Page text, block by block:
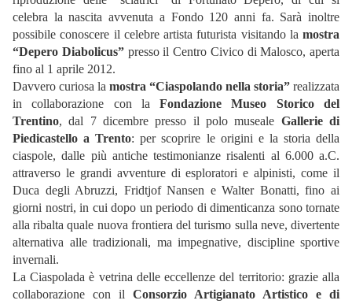
celebra la nascita avvenuta a Fondo 120 anni fa. Sarà inoltre
possibile conoscere il celebre artista futurista visitando la mostra
“Depero Diabolicus”presso il Centro Civico di Malosco, aperta
fino al 1 aprile 2012.
Davvero curiosa la mostra “Ciaspolando nella storia” realizzata
in collaborazione con laFondazione Museo
Storico del
Trentino, dal 7 dicembre presso il polo museale Gallerie di
Piedicastello a Trento: per scoprire le origini e la storia della
ciaspole, dalle più antiche testimonianze risalenti al 6.000 a.C.
attraverso le grandi avventure di esploratori e alpinisti, come il
Duca degli Abruzzi, Fridtjof Nansen e Walter Bonatti, fino ai
giorni nostri, in cui dopo un periodo di dimenticanza sono tornate
alla ribalta quale nuova frontiera del turismo sulla neve, divertente
alternativa alle tradizionali, ma impegnative, discipline sportive
invernali.
La Ciaspolada è vetrina delle eccellenze del territorio: grazie alla
collaborazione con il Consorzio
Artigianato Artistico e di